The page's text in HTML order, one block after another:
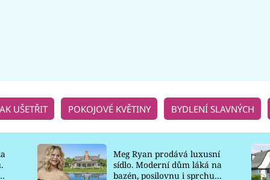
UŠETŘIT POKOJOVÉ KVĚTINY BYDLENÍ SLAVNÝCH
Meg Ryan prodává luxusní
sídlo. Moderní dům láká na
bazén, posilovnu i sprchu